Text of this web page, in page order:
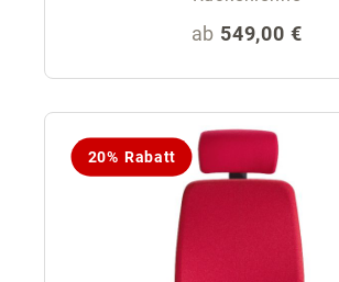
Regulärer Preis:
ab 549,00 €
20% Rabatt